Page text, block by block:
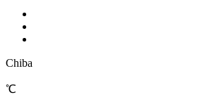
Chiba
℃